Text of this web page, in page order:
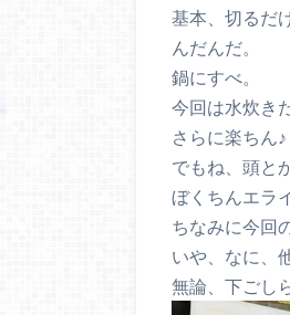
基本、切るだ
んだんだ。
鍋にすべ。
今回は水炊き
さらに楽ちん♪
でもね、頭と
ぼくちんエラ
ちなみに今回
いや、なに、
無論、下ごし